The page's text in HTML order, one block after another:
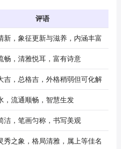
评语
新，象征更新与滋养，内涵丰富
畅，清雅悦耳，富有诗意
吉，总格吉，外格稍弱但可化解
，流通顺畅，智慧生发
洁，笔画匀称，书写美观
秀之象，格局清雅，属上等佳名